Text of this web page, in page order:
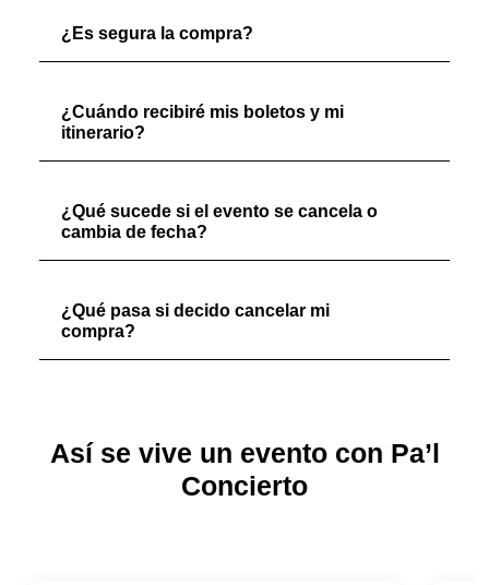
¿Es segura la compra?
¿Cuándo recibiré mis boletos y mi
itinerario?
¿Qué sucede si el evento se cancela o
cambia de fecha?
¿Qué pasa si decido cancelar mi
compra?
Así se vive un evento con Pa’l
Concierto